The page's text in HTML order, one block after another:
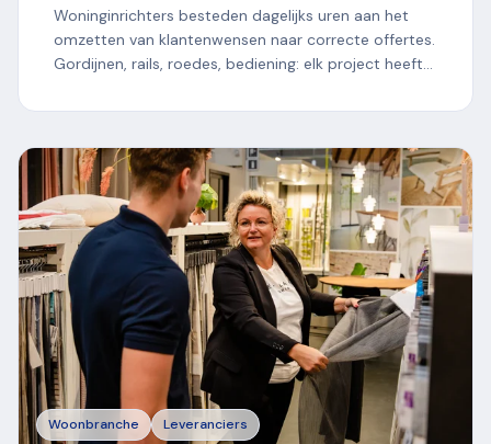
Woninginrichters besteden dagelijks uren aan het
omzetten van klantenwensen naar correcte offertes.
Gordijnen, rails, roedes, bediening: elk project heeft...
Woonbranche Leveranciers